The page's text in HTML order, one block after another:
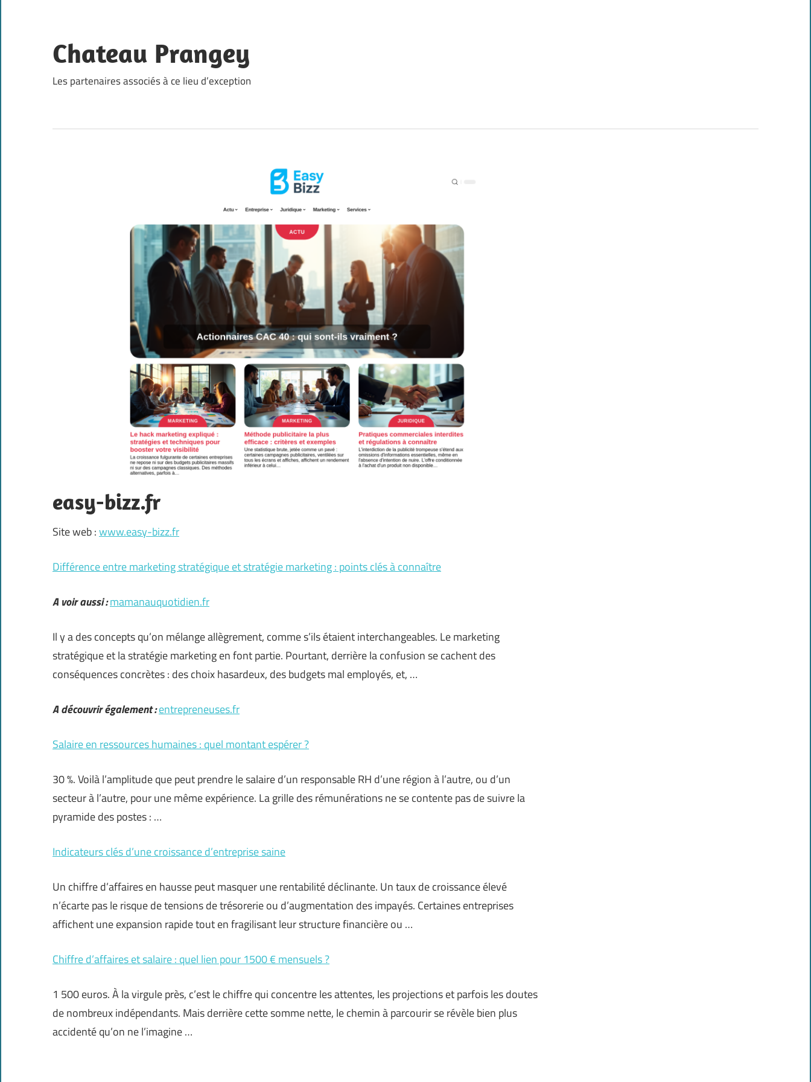
content
Chateau Prangey
Les partenaires associés à ce lieu d’exception
easy-bizz.fr
Site web :www.easy-bizz.fr
Différence entre marketing stratégique et stratégie marketing : points clés à connaître
A voir aussi :mamanauquotidien.fr
Il y a des concepts qu’on mélange allègrement, comme s’ils étaient interchangeables. Le marketing
stratégique et la stratégie marketing en font partie. Pourtant, derrière la confusion se cachent des
conséquences concrètes : des choix hasardeux, des budgets mal employés, et, …
A découvrir également :entrepreneuses.fr
Salaire en ressources humaines : quel montant espérer ?
30 %. Voilà l’amplitude que peut prendre le salaire d’un responsable RH d’une région à l’autre, ou d’un
secteur à l’autre, pour une même expérience. La grille des rémunérations ne se contente pas de suivre la
pyramide des postes : …
Indicateurs clés d’une croissance d’entreprise saine
Un chiffre d’affaires en hausse peut masquer une rentabilité déclinante. Un taux de croissance élevé
n’écarte pas le risque de tensions de trésorerie ou d’augmentation des impayés. Certaines entreprises
affichent une expansion rapide tout en fragilisant leur structure financière ou …
Chiffre d’affaires et salaire : quel lien pour 1500 € mensuels ?
1 500 euros. À la virgule près, c’est le chiffre qui concentre les attentes, les projections et parfois les doutes
de nombreux indépendants. Mais derrière cette somme nette, le chemin à parcourir se révèle bien plus
accidenté qu’on ne l’imagine …